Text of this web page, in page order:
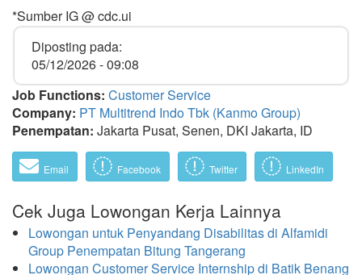
*Sumber IG @ cdc.ui
Diposting pada:
05/12/2026 - 09:08
Job Functions: Customer Service
Company: PT Multitrend Indo Tbk (Kanmo Group)
Penempatan: Jakarta Pusat, Senen, DKI Jakarta, ID
Email Facebook Twitter LinkedIn
Cek Juga Lowongan Kerja Lainnya
Lowongan untuk Penyandang Disabilitas di Alfamidi
Group Penempatan Bitung Tangerang
Lowongan Customer Service Internship di Batik Benang